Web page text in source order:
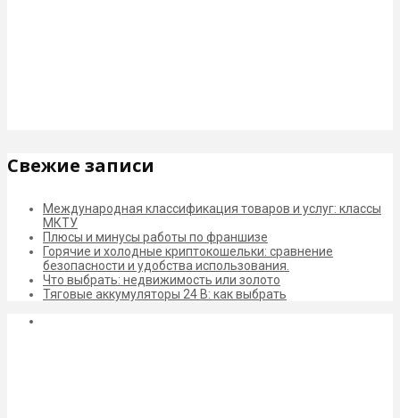
Свежие записи
Международная классификация товаров и услуг: классы
МКТУ
Плюсы и минусы работы по франшизе
Горячие и холодные криптокошельки: сравнение
безопасности и удобства использования.
Что выбрать: недвижимость или золото
Тяговые аккумуляторы 24 В: как выбрать